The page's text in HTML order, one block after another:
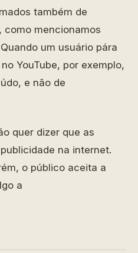
também de
como mencionamos
um usuário pára
YouTube, por exemplo,
e não de
quer dizer que as
na internet.
o público aceita a
a